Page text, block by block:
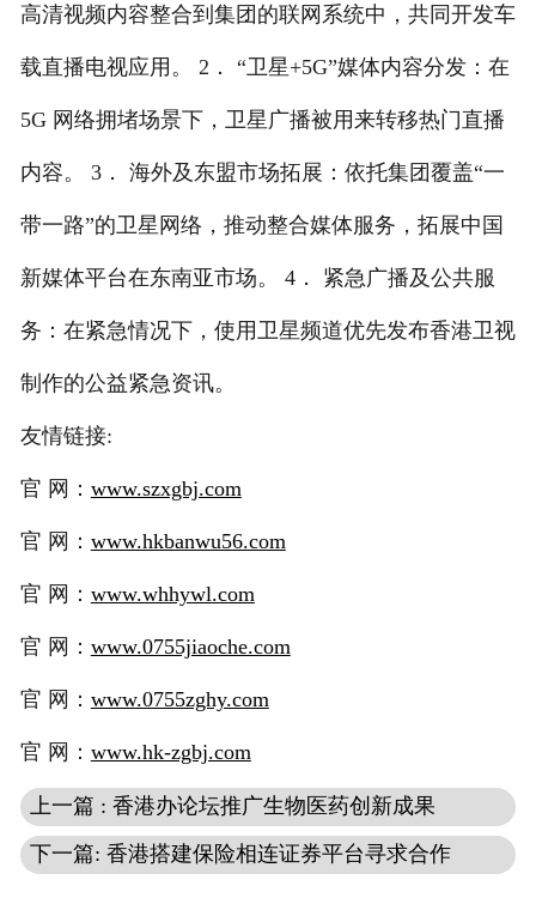
高清视频内容整合到集团的联网系统中，共同开发车
载直播电视应用。 2． “卫星+5G”媒体内容分发：在
5G 网络拥堵场景下，卫星广播被用来转移热门直播
内容。 3． 海外及东盟市场拓展：依托集团覆盖“一
带一路”的卫星网络，推动整合媒体服务，拓展中国
新媒体平台在东南亚市场。 4． 紧急广播及公共服
务：在紧急情况下，使用卫星频道优先发布香港卫视
制作的公益紧急资讯。
友情链接:
官 网： www.szxgbj.com
官 网： www.hkbanwu56.com
官 网： www.whhywl.com
官 网： www.0755jiaoche.com
官 网： www.0755zghy.com
官 网： www.hk-zgbj.com
上一篇 : 香港办论坛推广生物医药创新成果
下一篇: 香港搭建保险相连证券平台寻求合作